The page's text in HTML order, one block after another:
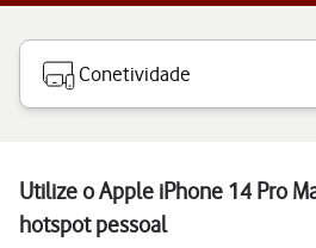
Conetividade
Utilize o Apple iPhone 14 Pro
hotspot pessoal